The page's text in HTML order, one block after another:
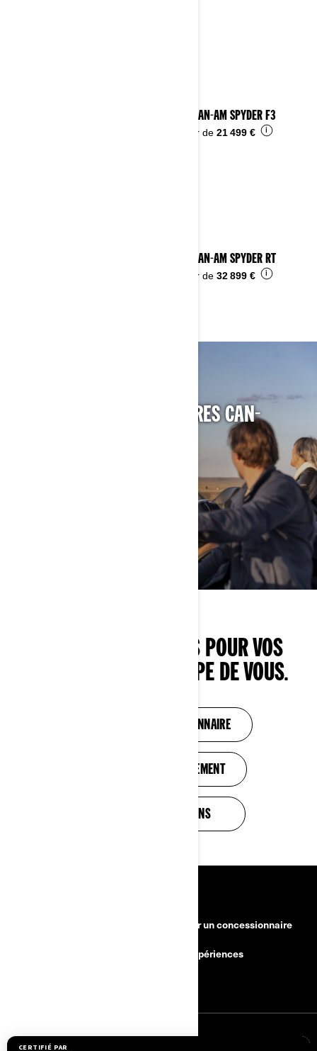
2023 CAN-AM SPYDER F3
À partir de 21 499 € i
2023 CAN-AM SPYDER RT
À partir de 32 899 € i
DÉCOUVREZ LES ACCESSOIRES CAN-
BESOIN DE CONSEILS POUR VOS
ACHATS ? ON S’OCCUPE DE VOUS.
TROUVEZ UN CONCESSIONNAIRE
SOLUTIONS DE FINANCEMENT
VOIR LES PROMOTIONS
Devenir un concessionnaire
BRP Expériences
S'INSCRIRE